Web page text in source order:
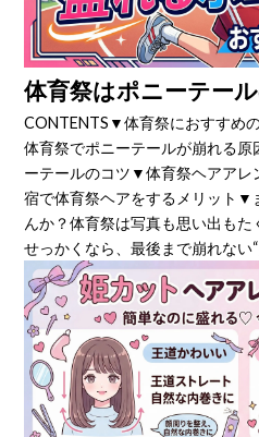
CONTENTS▼体育祭におすすめ
体育祭でポニーテールが崩れる
ーテールのコツ▼体育祭ヘアア
宿で体育祭ヘアをするメリット▼
んか？体育祭は写真も思い出もた
せっかくなら、最後まで崩れない